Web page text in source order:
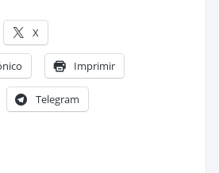
X
Imprimir
Telegram